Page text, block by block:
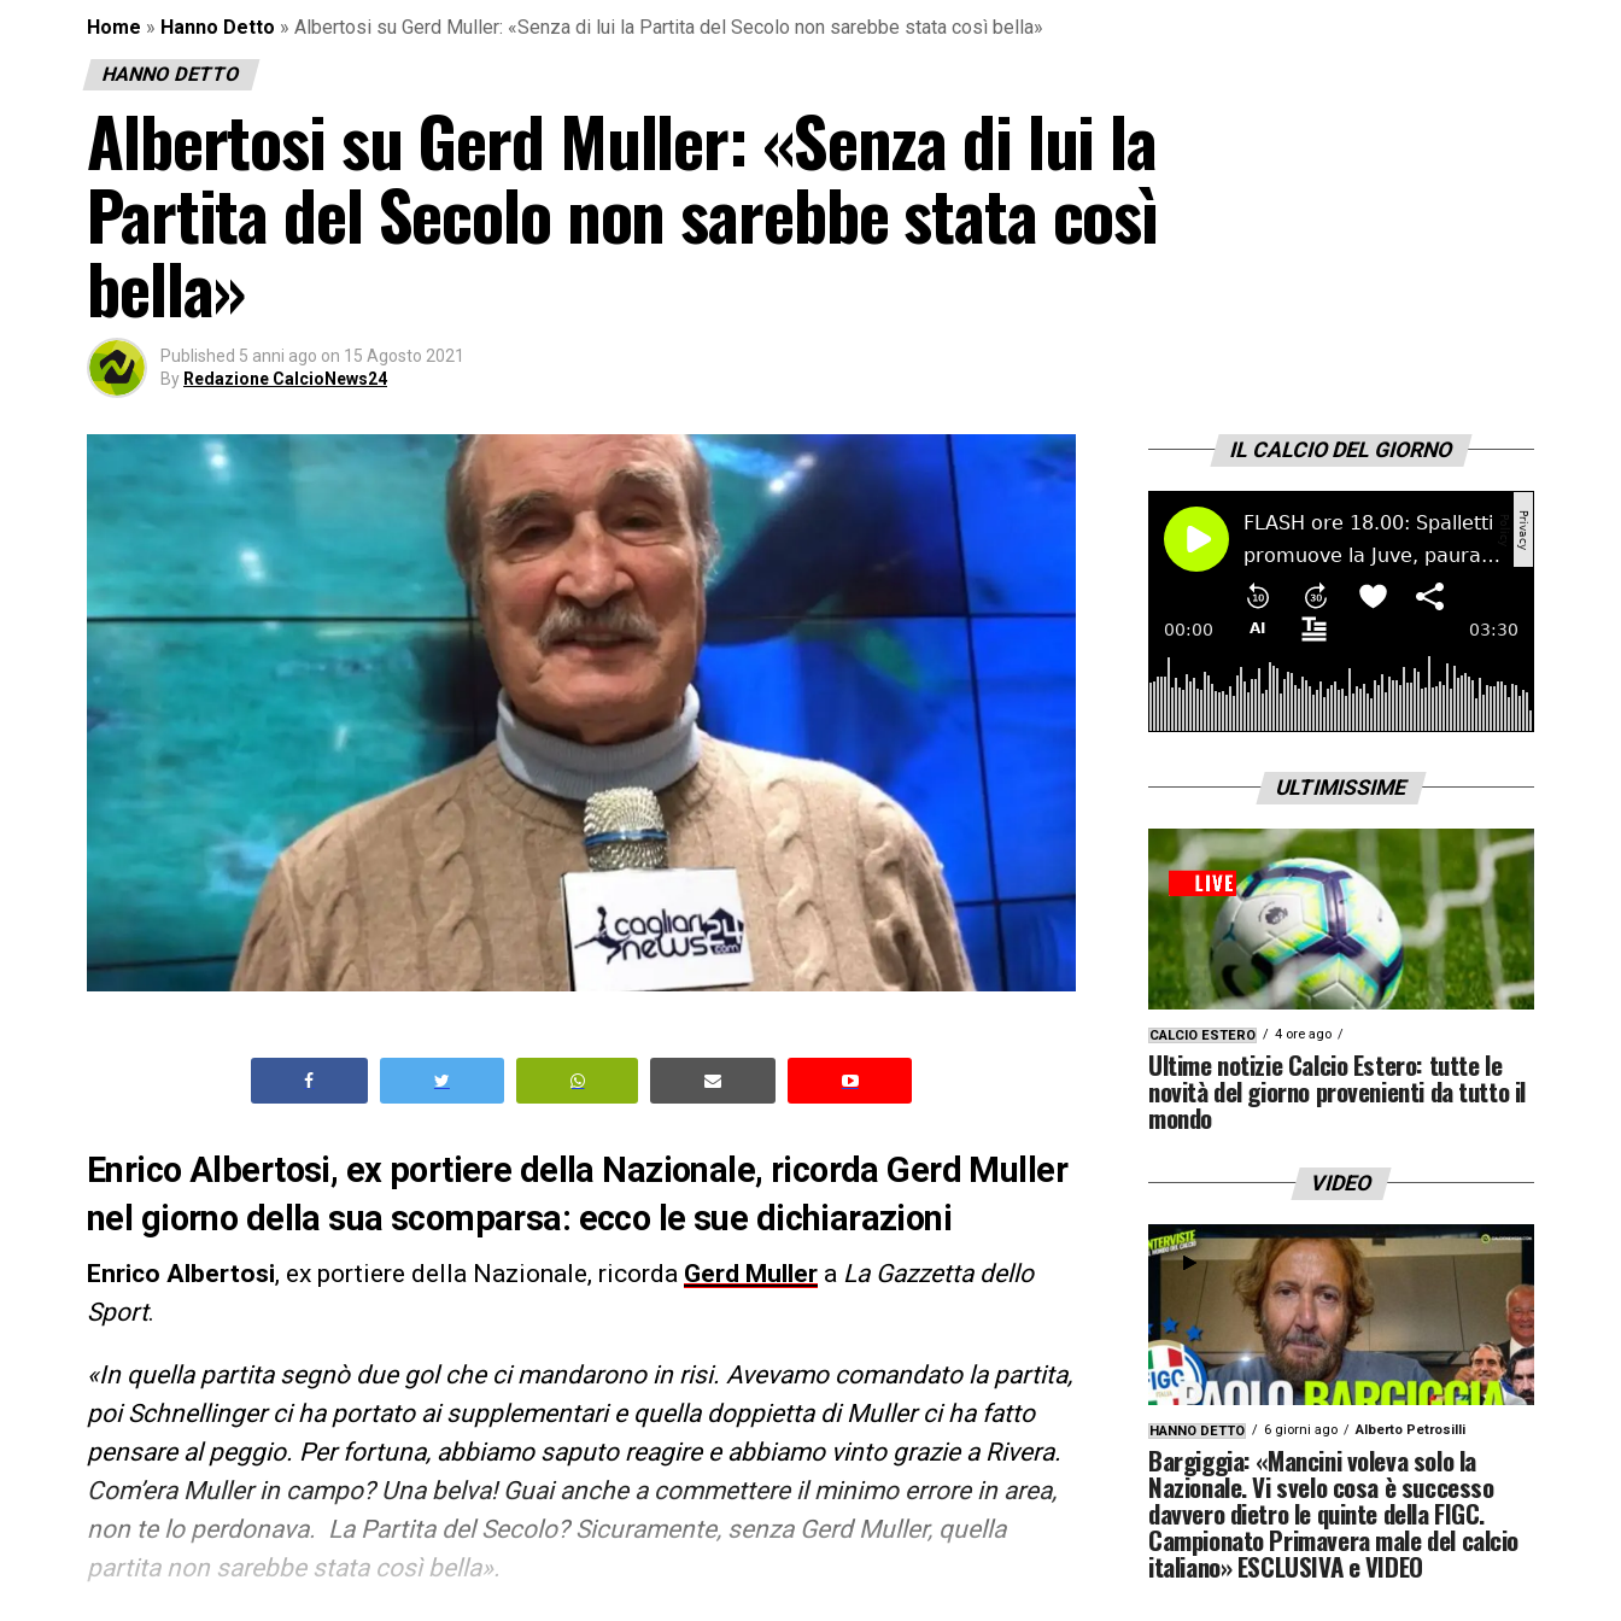
Home » Hanno Detto » Albertosi su Gerd Muller: «Senza di lui la Partita del Secolo non sarebbe stata così bella»
HANNO DETTO
Albertosi su Gerd Muller: «Senza di lui la
Partita del Secolo non sarebbe stata così
bella»
Published 5 anni ago on 15 Agosto 2021
By Redazione CalcioNews24
Enrico Albertosi, ex portiere della Nazionale, ricorda Gerd Muller
nel giorno della sua scomparsa: ecco le sue dichiarazioni
Enrico Albertosi, ex portiere della Nazionale, ricorda Gerd Muller a La Gazzetta dello
Sport.
«In quella partita segnò due gol che ci mandarono in risi. Avevamo comandato la partita,
poi Schnellinger ci ha portato ai supplementari e quella doppietta di Muller ci ha fatto
pensare al peggio. Per fortuna, abbiamo saputo reagire e abbiamo vinto grazie a Rivera.
Com’era Muller in campo? Una belva! Guai anche a commettere il minimo errore in area,
non te lo perdonava. La Partita del Secolo? Sicuramente, senza Gerd Muller, quella
partita non sarebbe stata così bella».
IL CALCIO DEL GIORNO
ULTIMISSIME
CALCIO ESTERO 4 ore ago
Ultime notizie Calcio Estero: tutte le
novità del giorno provenienti da tutto il
mondo
VIDEO
HANNO DETTO 6 giorni ago Alberto Petrosilli
Bargiggia: «Mancini voleva solo la
Nazionale. Vi svelo cosa è successo
davvero dietro le quinte della FIGC.
Campionato Primavera male del calcio
italiano» ESCLUSIVA e VIDEO